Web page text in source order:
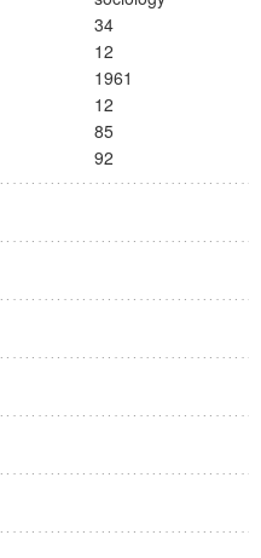
34
12
1961
12
85
92